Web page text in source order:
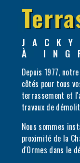
À
Depuis 1977,
côtés pour tous
terrassement et
travaux de
Nous sommes
proximité de la
d'Ormes dans le